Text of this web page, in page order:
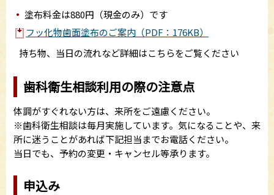
塗布料金は880円（現金のみ）です
フッ化物歯面塗布のご案内（PDF：176KB）
持ち物、当日の流れなど詳細はこちらをご覧ください
歯科衛生相談利用の際の注意点
体調がすぐれない方は、来所をご遠慮ください。
※歯科衛生相談は毎月実施しています。気になることや、来
所に迷うことがあれば下記担当までお電話ください。
当日でも、予約の変更・キャンセル等承ります。
申込み